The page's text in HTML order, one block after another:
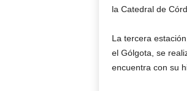
la Catedral de
La tercera
el Gólgota, se
encuentra con su